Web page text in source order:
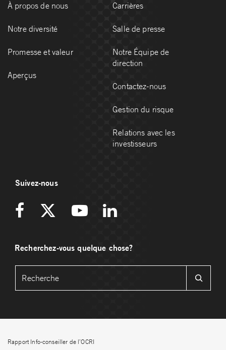
À propos de nous
Notre diversité
Promesse et valeur
Aperçus
Carrières
Salle de presse
Notre Équipe de
direction
Contactez-nous
Gestion du risque
Relations avec les
investisseurs
Suivez-nous
Recherchez-vous quelque chose?
Rapport Info-conseiller de l’OCRI